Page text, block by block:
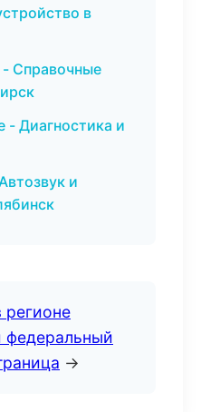
в
Справочные
- Диагностика и
и
регионе
федеральный
→